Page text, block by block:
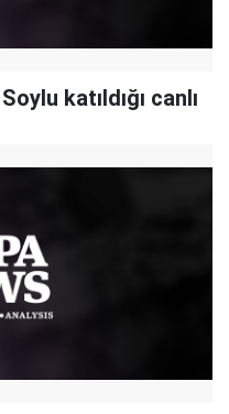
katıldığı canlı